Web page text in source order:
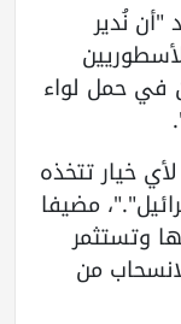
نُدير
في حمل لواء
خيار تتخذه
مضيفا
وتستثمر
من